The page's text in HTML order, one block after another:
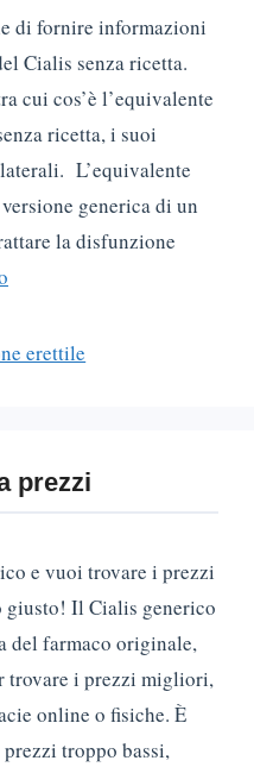
di fornire informazioni
Cialis senza ricetta.
cui cos’è l’equivalente
ricetta, i suoi
L’equivalente
generica di un
la disfunzione
erettile
prezzi
e vuoi trovare i prezzi
giusto! Il Cialis generico
del farmaco originale,
trovare i prezzi migliori,
online o fisiche. È
troppo bassi,